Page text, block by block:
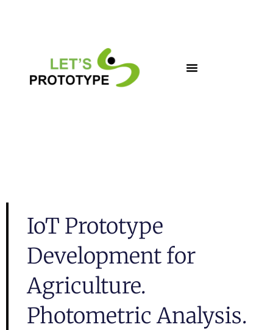
IoT Prototype
Development for
Agriculture.
Photometric Analysis.